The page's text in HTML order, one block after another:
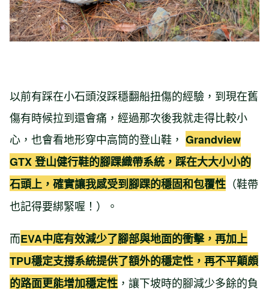
以前有踩在小石頭沒踩穩翻船扭傷的經驗，到現在舊
傷有時候拉到還會痛，經過那次後我就走得比較小
心，也會看地形穿中高筒的登山鞋， Grandview
GTX 登山健行鞋的腳踝織帶系統，踩在大大小小的
石頭上，確實讓我感受到腳踝的穩固和包覆性 （鞋帶
也記得要綁緊喔！）。
而EVA中底有效減少了腳部與地面的衝擊，再加上
TPU穩定支撐系統提供了額外的穩定性，再不平顛頗
的路面更能增加穩定性 ，讓下坡時的腳減少多餘的負